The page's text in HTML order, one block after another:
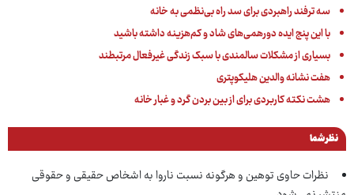
سه ترفند راهبردی برای سد راه بی‌نظمی به خانه
با این پنج ایده دورهمی‌های شاد و کم‌هزینه داشته باشید
بسیاری از مشکلات سالمندی با سبک زندگی غیرفعال مرتبطند
هفت نشانه والدین هلیکوپتری
هشت نکته کاربردی برای از بین بردن گرد و غبار خانه
نظر شما
نظرات حاوی توهین و هرگونه نسبت ناروا به اشخاص حقیقی و حقوقی